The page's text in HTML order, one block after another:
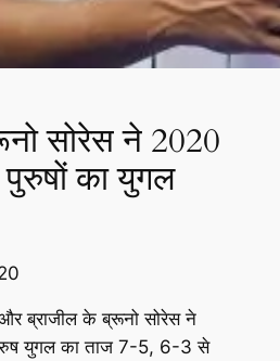
सोरेस ने 2020
का युगल
ब्राजील के ब्रूनो सोरेस ने
युगल का ताज 7-5, 6-3 से